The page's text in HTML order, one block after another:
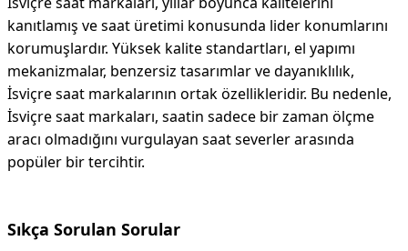
kanıtlamış ve saat üretimi konusunda lider konumlarını
korumuşlardır. Yüksek kalite standartları, el yapımı
mekanizmalar, benzersiz tasarımlar ve dayanıklılık,
İsviçre saat markalarının ortak özellikleridir. Bu nedenle,
İsviçre saat markaları, saatin sadece bir zaman ölçme
aracı olmadığını vurgulayan saat severler arasında
popüler bir tercihtir.
Sıkça Sorulan Sorular